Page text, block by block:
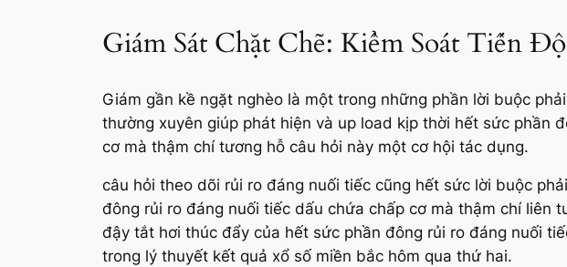
Giám Sát Chặt Chẽ: Kiểm Soát Tiến
Giám gần kề ngặt nghèo là một trong những phần lời buộc
thường xuyên giúp phát hiện và up load kịp thời hết sức phần
cơ mà thậm chí tương hỗ câu hỏi này một cơ hội tác dụng.
câu hỏi theo dõi rủi ro đáng nuối tiếc cũng hết sức lời buộc
đông rủi ro đáng nuối tiếc dấu chứa chấp cơ mà thậm chí liên
đậy tắt hơi thúc đẩy của hết sức phần đông rủi ro đáng nuối
trong lý thuyết kết quả xổ số miền bắc hôm qua thứ hai.